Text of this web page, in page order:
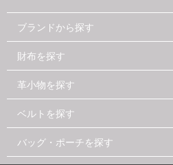
ブランドから探す
財布を探す
革小物を探す
ベルトを探す
バッグ・ポーチを探す